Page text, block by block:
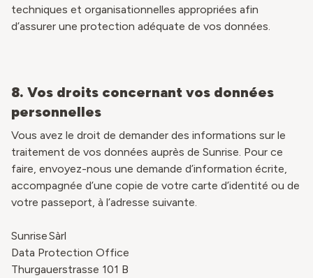
techniques et organisationnelles appropriées afin
d’assurer une protection adéquate de vos données.
8. Vos droits concernant vos données
personnelles
Vous avez le droit de demander des informations sur le
traitement de vos données auprès de Sunrise. Pour ce
faire, envoyez-nous une demande d’information écrite,
accompagnée d’une copie de votre carte d’identité ou de
votre passeport, à l’adresse suivante.
Sunrise Sàrl
Data Protection Office
Thurgauerstrasse 101 B